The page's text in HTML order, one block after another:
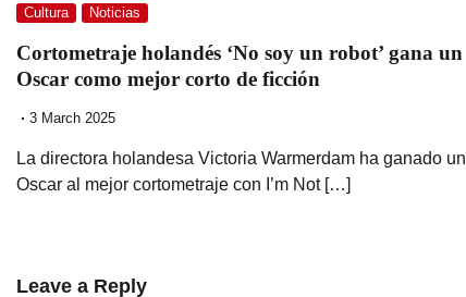
Cultura Noticias
Cortometraje holandés ‘No soy un robot’ gana un
Oscar como mejor corto de ficción
3 March 2025
La directora holandesa Victoria Warmerdam ha ganado un
Oscar al mejor cortometraje con I’m Not […]
Leave a Reply